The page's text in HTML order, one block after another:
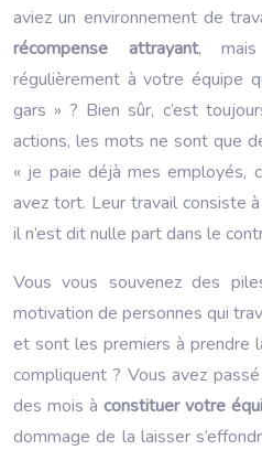
aviez un environnement de
récompense attrayant,
régulièrement à votre équipe
gars » ? Bien sûr, c’est
actions, les mots ne sont que
« je paie déjà mes employés,
avez tort. Leur travail consiste
il n’est dit nulle part dans le
Vous vous souvenez des
motivation de personnes qui
et sont les premiers à prendre
compliquent ? Vous avez
des mois à constituer votre
dommage de la laisser